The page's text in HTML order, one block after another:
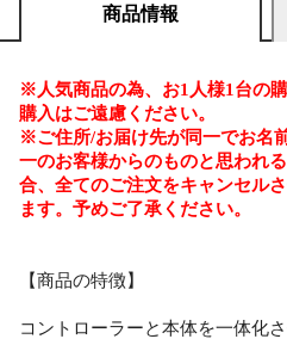
商品情報
※人気商品の為、お1人様1台の
購入はご遠慮ください。
※ご住所/お届け先が同一でお名
一のお客様からのものと思われ
合、全てのご注文をキャンセル
ます。予めご了承ください。
【商品の特徴】
コントローラーと本体を一体化